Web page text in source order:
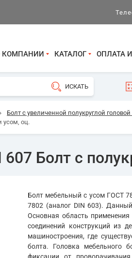
КОМПАНИИ КАТАЛОГ ОПЛАТА
Болт с увеличенной полукруглой
усом, оц.
Болт с
Болт мебельный с усом ГОСТ
7802 (аналог DIN 603).
Основная область
соединений конструкций из
машиностроения, где
болта. Головка мебельного